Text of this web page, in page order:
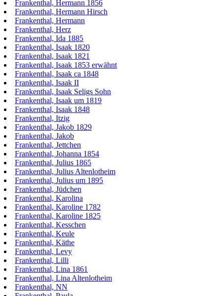
Frankenthal, Hermann 1856
Frankenthal, Hermann Hirsch
Frankenthal, Hermann
Frankenthal, Herz
Frankenthal, Ida 1885
Frankenthal, Isaak 1820
Frankenthal, Isaak 1821
Frankenthal, Isaak 1853 erwähnt
Frankenthal, Isaak ca 1848
Frankenthal, Isaak II
Frankenthal, Isaak Seligs Sohn
Frankenthal, Isaak um 1819
Frankenthal, Isaak 1848
Frankenthal, Itzig
Frankenthal, Jakob 1829
Frankenthal, Jakob
Frankenthal, Jettchen
Frankenthal, Johanna 1854
Frankenthal, Julius 1865
Frankenthal, Julius Altenlotheim
Frankenthal, Julius um 1895
Frankenthal, Jüdchen
Frankenthal, Karolina
Frankenthal, Karoline 1782
Frankenthal, Karoline 1825
Frankenthal, Kesschen
Frankenthal, Keule
Frankenthal, Käthe
Frankenthal, Levy
Frankenthal, Lilli
Frankenthal, Lina 1861
Frankenthal, Lina Altenlotheim
Frankenthal, NN